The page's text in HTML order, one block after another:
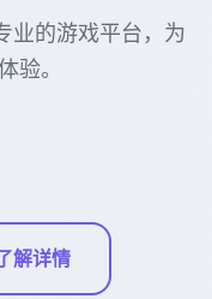
业的游戏平台，为
验。
解详情